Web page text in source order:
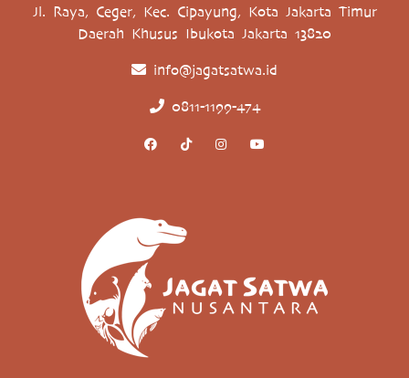
Jl. Raya, Ceger, Kec. Cipayung, Kota Jakarta Timur
Daerah Khusus Ibukota Jakarta 13820
info@jagatsatwa.id
0811-1199-474